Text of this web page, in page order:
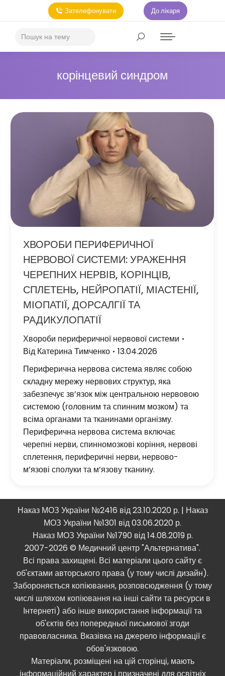
Зателефонувати До лікаря
корінцевий синдром
ХВОРОБИ ПЕРИФЕРИЧНОЇ
НЕРВОВОЇ СИСТЕМИ: УРАЖЕННЯ
ЧЕРЕПНИХ НЕРВІВ, КОРІНЦІВ,
СПЛЕТЕНЬ, НЕЙРОПАТІЇ, МІАСТЕНІЇ,
МІОПАТІЇ, ДОРСАЛГІЇ ТА
РАДИКУЛОПАТІЇ
Хвороби периферичної нервової системи
Від Катерина Тимченко
13.04.2026
Периферична нервова система являє собою
складну мережу нервових структур, яка
забезпечує зв’язок між центральною нервовою
системою (головним та спинним мозком) та
всіма органами та тканинами організму.
Периферична нервова система включає
черепні нерви, спинномозкові коріння, нервові
сплетення, периферичні нерви, нервово-
м’язові сполуки та м’язову тканину.
Наказ МОЗ України №2416 від 23.10.2020 р. | Наказ
МОЗ України №1301 від 03.06.2020 р.
Наказ МОЗ України №1790 від 14.08.2019 р.
2007-2026 © Медичний центр "Альтернатива".
Всі права захищені. Всі матеріали цього сайту є
об'єктами авторського права (у тому числі дизайн).
Забороняється копіювання, розповсюдження (у тому
числі шляхом копіювання на інші сайти та ресурси в
Інтернеті) або інше використання інформації та
об'єктів без попередньої письмової згоди
правовласника. Вказівка ​​на джерело інформації є
обов'язковою.
Матеріали, розміщені на цій сторінці, мають